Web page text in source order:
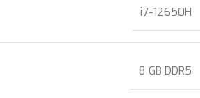
i7-12650H
8 GB DDR5